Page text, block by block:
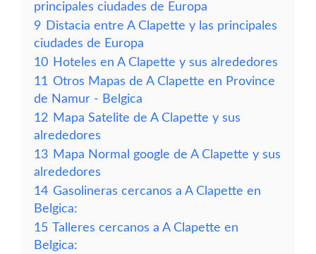
principales ciudades de Europa
9 Distacia entre A Clapette y las principales
ciudades de Europa
10 Hoteles en A Clapette y sus alrededores
11 Otros Mapas de A Clapette en Province
de Namur - Belgica
12 Mapa Satelite de A Clapette y sus
alrededores
13 Mapa Normal google de A Clapette y sus
alrededores
14 Gasolineras cercanos a A Clapette en
Belgica:
15 Talleres cercanos a A Clapette en
Belgica: